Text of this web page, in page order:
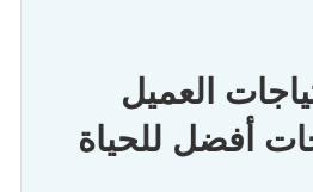
العميل
أفضل للحياة